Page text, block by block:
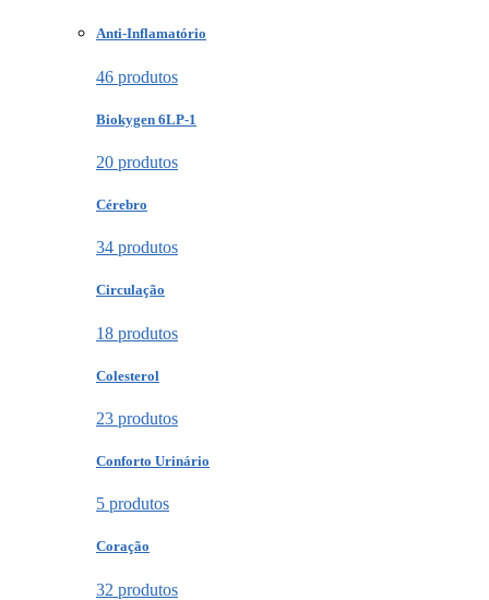
Anti-Inflamatório
46 produtos
Biokygen 6LP-1
20 produtos
Cérebro
34 produtos
Circulação
18 produtos
Colesterol
23 produtos
Conforto Urinário
5 produtos
Coração
32 produtos